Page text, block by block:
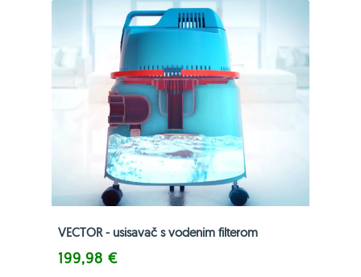
VECTOR - usisavač s vodenim filterom
199,98 €